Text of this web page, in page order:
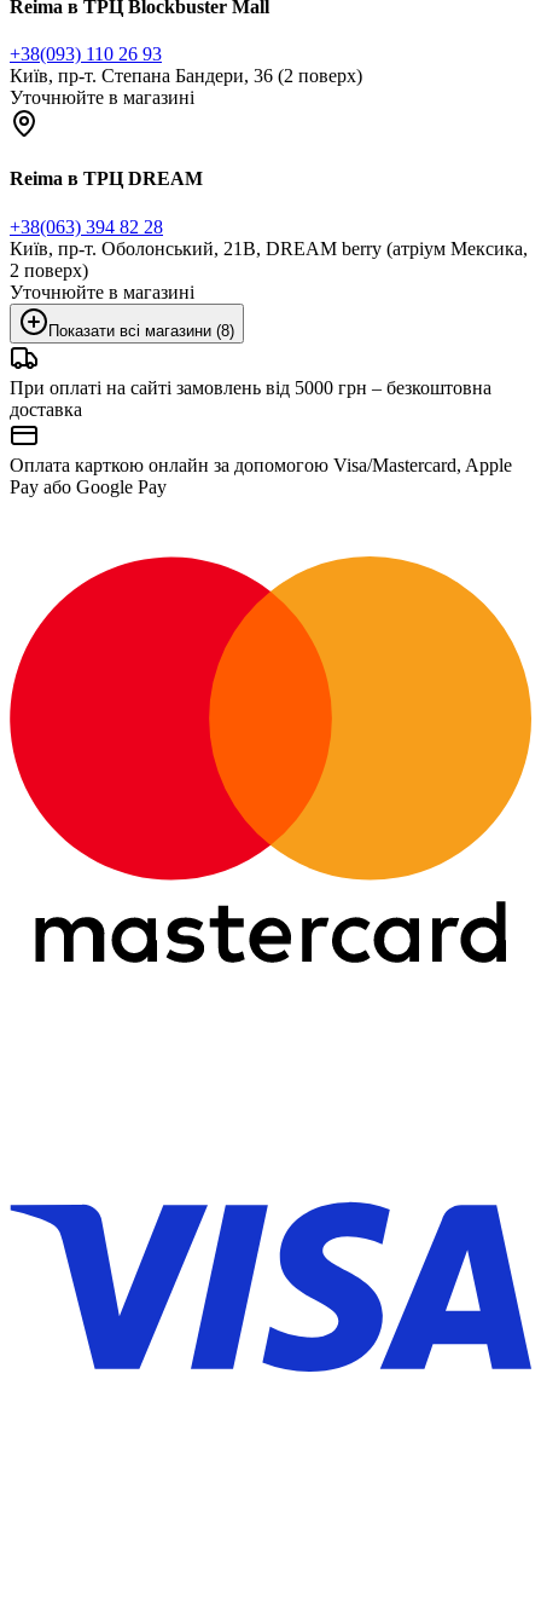
Reima в ТРЦ Blockbuster Mall
+38(093) 110 26 93
Київ, пр-т. Степана Бандери, 36 (2 поверх)
Уточнюйте в магазині
Reima в ТРЦ DREAM
+38(063) 394 82 28
Київ, пр-т. Оболонський, 21В, DREAM berry (атріум Мексика,
2 поверх)
Уточнюйте в магазині
Показати всі магазини (8)
При оплаті на сайті замовлень від 5000 грн – безкоштовна
доставка
Оплата карткою онлайн за допомогою Visa/Mastercard, Apple
Pay або Google Pay